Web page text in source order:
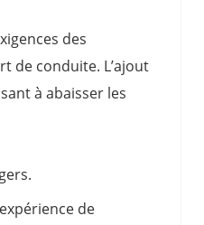
des
de conduite. L’ajout
à abaisser les
de